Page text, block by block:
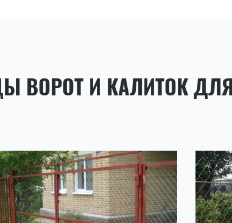
ВОРОТ И КАЛИТОК